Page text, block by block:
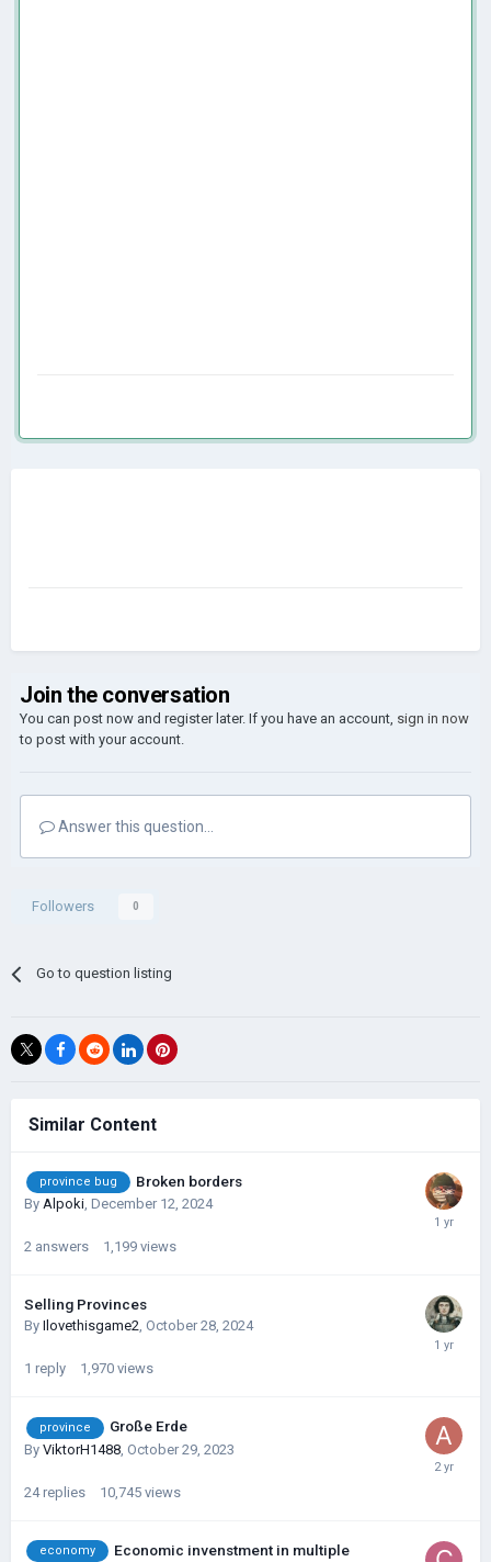
Join the conversation
You can post now and register later. If you have an account, sign in now
to post with your account.
Answer this question...
Followers 0
Go to question listing
Similar Content
province bug Broken borders
By Alpoki, December 12, 2024
2 answers 1,199 views
Selling Provinces
By Ilovethisgame2, October 28, 2024
1 reply 1,970 views
province Große Erde
By ViktorH1488 October 29, 2023
24 replies 10,745 views
economy Economic invenstment in multiple